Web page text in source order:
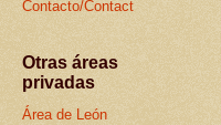
Contacto/Contact
Otras áreas
privadas
Área de León